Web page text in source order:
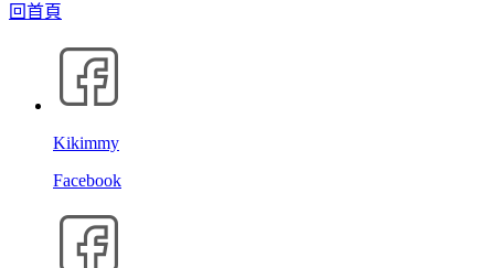
回首頁
Kikimmy
Facebook